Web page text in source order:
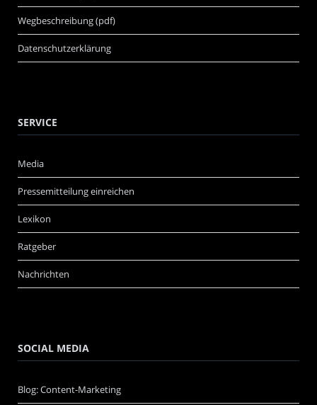
Wegbeschreibung (pdf)
Datenschutzerklärung
SERVICE
Media
Pressemitteilung einreichen
Lexikon
Ratgeber
Nachrichten
SOCIAL MEDIA
Blog: Content-Marketing